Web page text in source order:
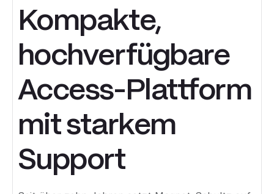
Kompakte,
hochverfügbare
Access-Plattform
mit starkem
Support